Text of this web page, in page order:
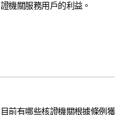
證機關服務用戶的利益。
目前有哪些核證機關根據條例